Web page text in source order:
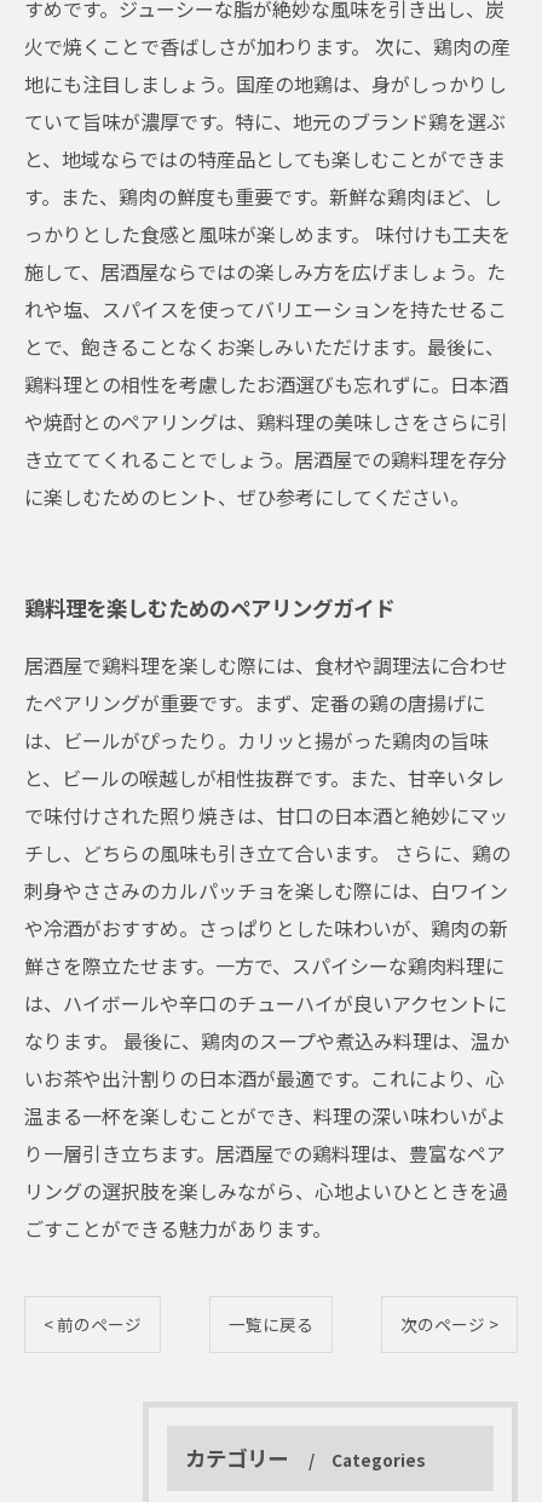
すめです。ジューシーな脂が絶妙な風味を引き出し、炭
火で焼くことで香ばしさが加わります。 次に、鶏肉の産
地にも注目しましょう。国産の地鶏は、身がしっかりし
ていて旨味が濃厚です。特に、地元のブランド鶏を選ぶ
と、地域ならではの特産品としても楽しむことができま
す。また、鶏肉の鮮度も重要です。新鮮な鶏肉ほど、し
っかりとした食感と風味が楽しめます。 味付けも工夫を
施して、居酒屋ならではの楽しみ方を広げましょう。た
れや塩、スパイスを使ってバリエーションを持たせるこ
とで、飽きることなくお楽しみいただけます。最後に、
鶏料理との相性を考慮したお酒選びも忘れずに。日本酒
や焼酎とのペアリングは、鶏料理の美味しさをさらに引
き立ててくれることでしょう。居酒屋での鶏料理を存分
に楽しむためのヒント、ぜひ参考にしてください。
鶏料理を楽しむためのペアリングガイド
居酒屋で鶏料理を楽しむ際には、食材や調理法に合わせ
たペアリングが重要です。まず、定番の鶏の唐揚げに
は、ビールがぴったり。カリッと揚がった鶏肉の旨味
と、ビールの喉越しが相性抜群です。また、甘辛いタレ
で味付けされた照り焼きは、甘口の日本酒と絶妙にマッ
チし、どちらの風味も引き立て合います。 さらに、鶏の
刺身やささみのカルパッチョを楽しむ際には、白ワイン
や冷酒がおすすめ。さっぱりとした味わいが、鶏肉の新
鮮さを際立たせます。一方で、スパイシーな鶏肉料理に
は、ハイボールや辛口のチューハイが良いアクセントに
なります。 最後に、鶏肉のスープや煮込み料理は、温か
いお茶や出汁割りの日本酒が最適です。これにより、心
温まる一杯を楽しむことができ、料理の深い味わいがよ
り一層引き立ちます。居酒屋での鶏料理は、豊富なペア
リングの選択肢を楽しみながら、心地よいひとときを過
ごすことができる魅力があります。
< 前のページ 一覧に戻る 次のページ >
カテゴリー Categories